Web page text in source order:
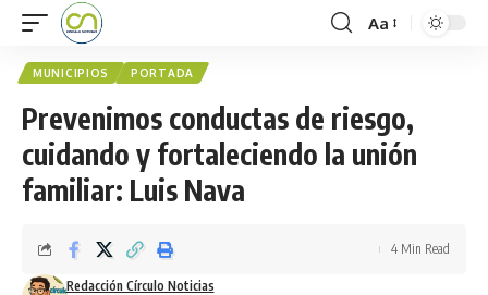
Aa
MUNICIPIOS PORTADA
Prevenimos conductas de riesgo,
cuidando y fortaleciendo la unión
familiar: Luis Nava
Redacción Círculo Noticias
4 Min Read